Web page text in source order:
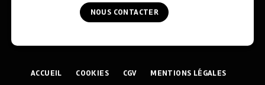
NOUS CONTACTER
ACCUEIL COOKIES CGV MENTIONS LÉGALES